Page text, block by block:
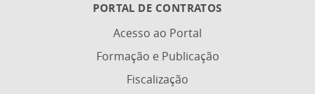
PORTAL DE CONTRATOS
Acesso ao Portal
Formação e Publicação
Fiscalização